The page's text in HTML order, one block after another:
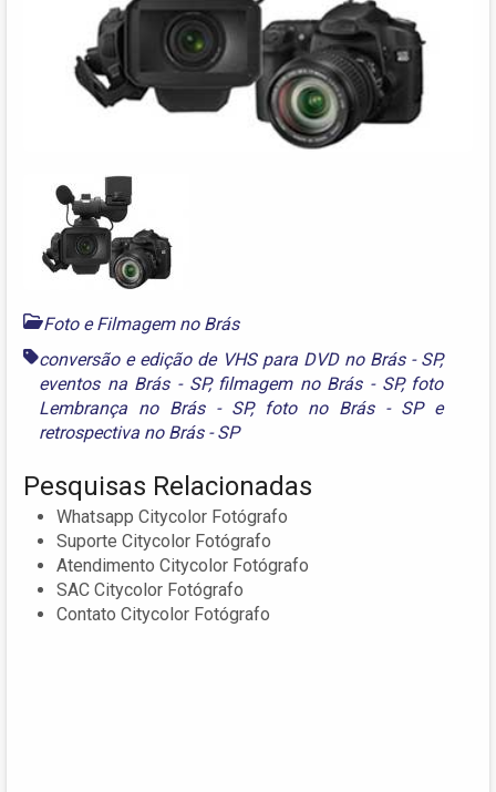
Foto e Filmagem no Brás
conversão e edição de VHS para DVD no Brás - SP,
eventos na Brás - SP, filmagem no Brás - SP, foto
Lembrança no Brás - SP, foto no Brás - SPe
retrospectiva no Brás - SP
Pesquisas Relacionadas
Whatsapp Citycolor Fotógrafo
Suporte Citycolor Fotógrafo
Atendimento Citycolor Fotógrafo
SAC Citycolor Fotógrafo
Contato Citycolor Fotógrafo